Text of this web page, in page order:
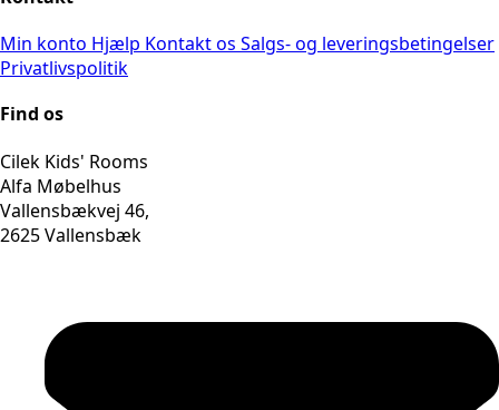
Min konto Hjælp Kontakt os Salgs- og leveringsbetingelser
Privatlivspolitik
Find os
Cilek Kids' Rooms
Alfa Møbelhus
Vallensbækvej 46,
2625 Vallensbæk